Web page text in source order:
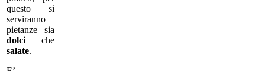
questo si
serviranno
pietanze sia
dolci che
salate.